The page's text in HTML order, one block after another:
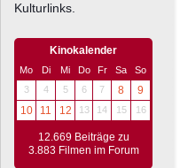
Kulturlinks.
Kinokalender
Mo Di Mi Do Fr Sa
So
3
4 5 6 7 8
9
10
11 12 13 14 15 16
12.669 Beiträge zu
3.883 Filmen im Forum